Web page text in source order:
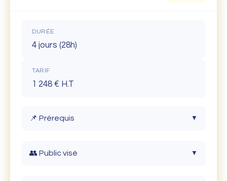
DURÉE
4 jours (28h)
TARIF
1 248 € H.T
📌 Prérequis ▼
Connaître l'environnement Windows.
👥 Public visé ▼